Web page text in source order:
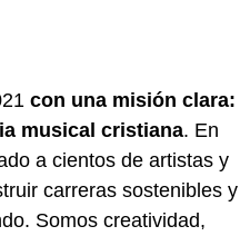
con una misión clara:
musical cristiana. En
a cientos de artistas y
carreras sostenibles y
Somos creatividad,